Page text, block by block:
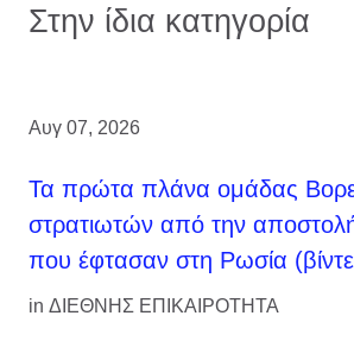
Στην ίδια κατηγορία
Αυγ 07, 2026
Τα πρώτα πλάνα ομάδας
στρατιωτών από την
που έφτασαν στη Ρωσία
in ΔΙΕΘΝΗΣ ΕΠΙΚΑΙΡΟΤΗΤΑ